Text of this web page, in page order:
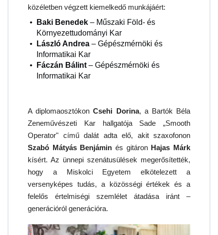
közéletben végzett kiemelkedő munkájáért:
Baki Benedek – Műszaki Föld- és
Környezettudományi Kar
László Andrea – Gépészmérnöki és
Informatikai Kar
Fáczán Bálint – Gépészmérnöki és
Informatikai Kar
A diplomaosztókonCsehi Dorina, a Bartók Béla
Zeneművészeti Kar hallgatója Sade „Smooth
Operator" című dalát adta elő, akit szaxofonon
Szabó Mátyás Benjámin és gitáron Hajas Márk
kísért. Az ünnepi szenátusülések megerősítették,
hogy a Miskolci Egyetem elkötelezett a
versenyképes tudás, a közösségi értékek és a
felelős értelmiségi szemlélet átadása iránt –
generációról generációra.